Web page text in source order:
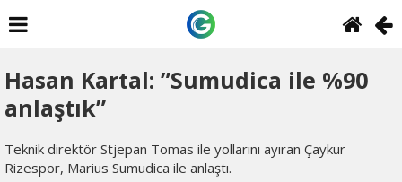
Hasan Kartal: ”Sumudica ile %90
anlaştık”
Teknik direktör Stjepan Tomas ile yollarını ayıran Çaykur
Rizespor, Marius Sumudica ile anlaştı.